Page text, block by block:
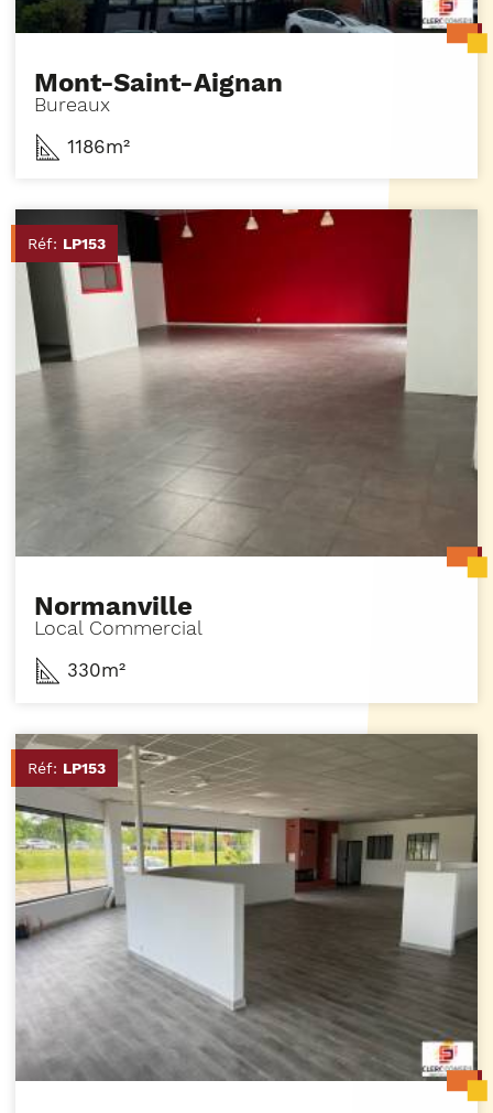
Mont-Saint-Aignan
Bureaux
1186m²
Réf: LP153
Normanville
Local Commercial
330m²
Réf: LP153